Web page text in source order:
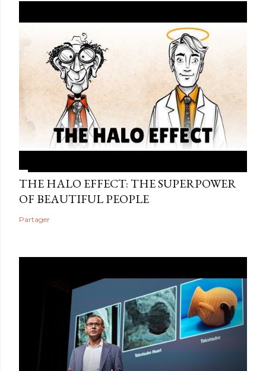
THE HALO EFFECT: THE SUPERPOWER
OF BEAUTIFUL PEOPLE
Partager